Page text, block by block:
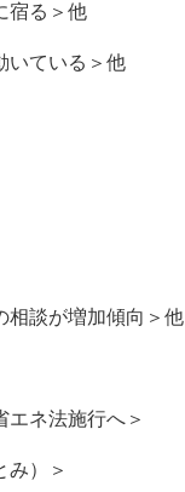
宿る＞他
いている＞他
相談が増加傾向＞他
エネ法施行へ＞
み）＞